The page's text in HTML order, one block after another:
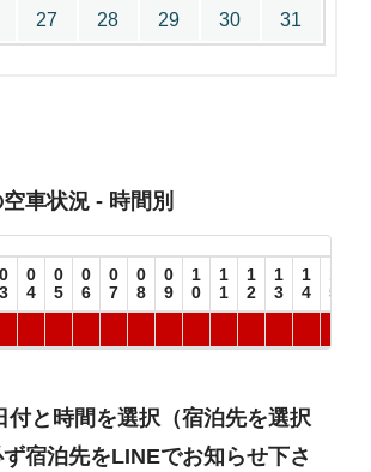
27 28 29 30 31
車状況 - 時間別
0
3
0
4
0
5
0
6
0
7
0
8
0
9
1
0
1
1
1
2
1
3
1
4
1
5
付と時間を選択（宿泊先を選択
宿泊先をLINEでお知らせ下さ